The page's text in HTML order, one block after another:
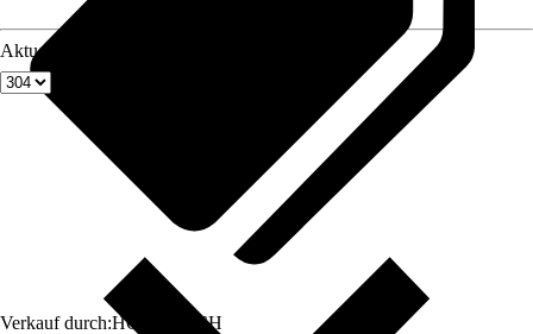
Verkauf durch:HORNBACH
Aktuellste Fenstergröße